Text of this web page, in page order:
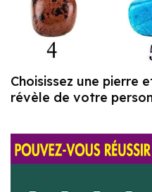
Choisissez une pierre
révèle de votre